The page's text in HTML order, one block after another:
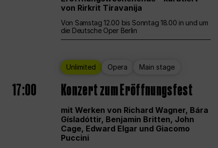
von Rirkrit Tiravanija
Von Samstag 12.00 bis Sonntag 18.00 in und um
die Deutsche Oper Berlin
Unlimited Opera Main stage
17:00 Konzert zum Eröffnungsfest
mit Werken von Richard Wagner, Bára
Gísladóttir, Benjamin Britten, John
Cage, Edward Elgar und Giacomo
Puccini